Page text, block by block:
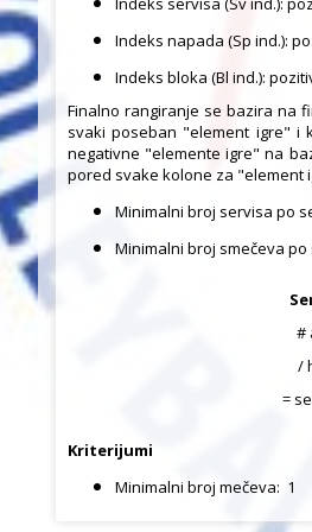
Indeks napada (Sp ind.):
Indeks bloka (Bl ind.):
Finalno rangiranje se bazira na
svaki poseban "element igre" i
negativne "elemente igre" na
pored svake kolone za "element
Minimalni broj servisa po
Minimalni broj smečeva po
#
/
=
Kriterijumi
Minimalni broj mečeva: 1